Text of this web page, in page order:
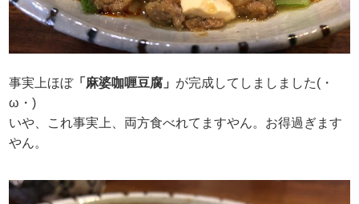
事実上ほぼ「麻婆咖喱豆腐」 が完成してしましました(・
ω・)
いや、これ事実上、両方食べれてますやん。お得過ぎます
やん。